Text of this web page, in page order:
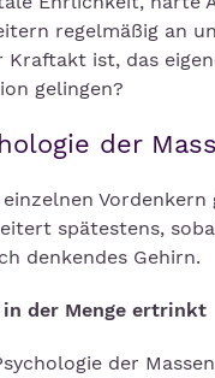
regelmäßig an
Kraftakt ist, das
gelingen?
der
spätestens,
denkendes Gehirn.
der Menge ertrinkt
der